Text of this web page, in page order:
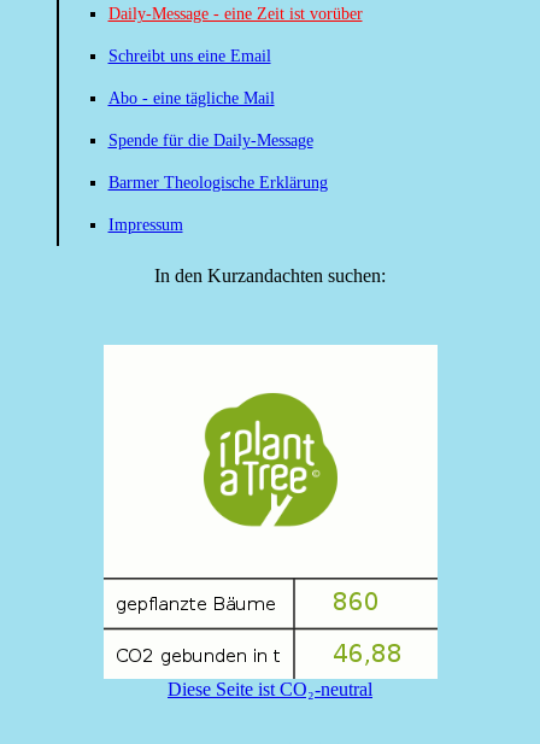
Daily-Message - eine Zeit ist vorüber
Schreibt uns eine Email
Abo - eine tägliche Mail
Spende für die Daily-Message
Barmer Theologische Erklärung
Impressum
In den Kurzandachten suchen:
Diese Seite ist CO₂-neutral